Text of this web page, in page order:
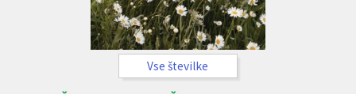
Vse številke